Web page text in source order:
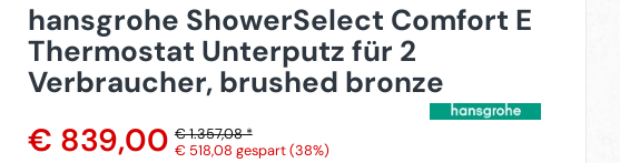
hansgrohe ShowerSelect Comfort E
Thermostat Unterputz für 2
Verbraucher, brushed bronze
€ 839,00 € 1.357,08 *
€ 518,08 gespart (38%)